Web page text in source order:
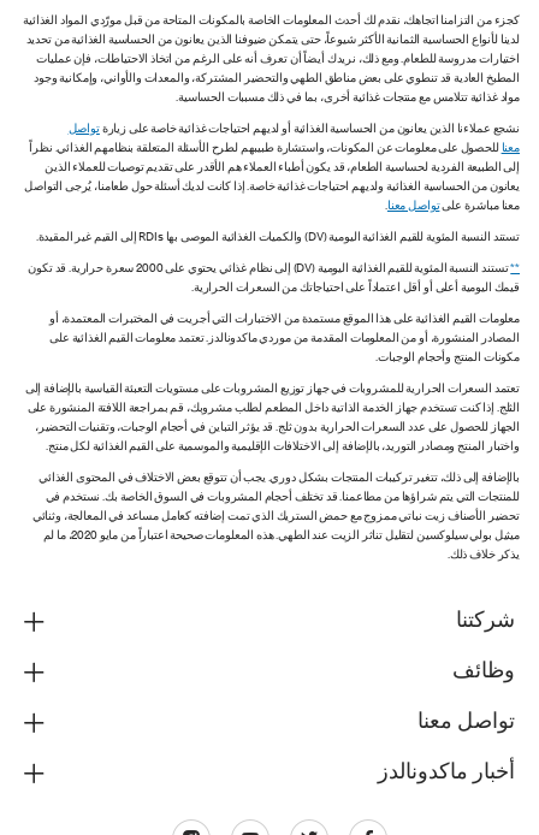
كجزء من التزامنا اتجاهك، نقدم لك أحدث المعلومات الخاصة بالمكونات المتاحة من قبل مورّدي المواد الغذائية
لدينا لأنواع الحساسية الثمانية الأكثر شيوعاً، حتى يتمكن ضيوفنا الذين يعانون من الحساسية الغذائية من تحديد
اختيارات مدروسة للطعام. ومع ذلك، نريدك أيضاً أن تعرف أنه على الرغم من اتخاذ الاحتياطات، فإن عمليات
المطبخ العادية قد تنطوي على بعض مناطق الطهي والتحضير المشتركة، والمعدات والأواني، وإمكانية وجود
مواد غذائية تتلامس مع منتجات غذائية أخرى، بما في ذلك مسببات الحساسية.
نشجع عملاءنا الذين يعانون من الحساسية الغذائية أو لديهم احتياجات غذائية خاصة على زيارةتواصل
معنا للحصول على معلومات عن المكونات، واستشارة طبيبهم لطرح الأسئلة المتعلقة بنظامهم الغذائي. نظراً
إلى الطبيعة الفردية لحساسية الطعام، قد يكون أطباء العملاء هم الأقدر على تقديم توصيات للعملاء الذين
يعانون من الحساسية الغذائية ولديهم احتياجات غذائية خاصة. إذا كانت لديك أسئلة حول طعامنا، يُرجى التواصل
معنا مباشرة علىتواصل معنا.
تستند النسبة المئوية للقيم الغذائية اليومية (DV) والكميات الغذائية الموصى بها RDIs إلى القيم غير المقيدة.
**
تستند النسبة المئوية للقيم الغذائية اليومية (DV) إلى نظام غذائي يحتوي على 2000 سعرة حرارية. قد تكون
قيمك اليومية أعلى أو أقل اعتماداً على احتياجاتك من السعرات الحرارية.
معلومات القيم الغذائية على هذا الموقع مستمدة من الاختبارات التي أجريت في المختبرات المعتمدة، أو
المصادر المنشورة، أو من المعلومات المقدمة من موردي ماكدونالدز. تعتمد معلومات القيم الغذائية على
مكونات المنتج وأحجام الوجبات.
تعتمد السعرات الحرارية للمشروبات في جهاز توزيع المشروبات على مستويات التعبئة القياسية بالإضافة إلى
الثلج. إذا كنت تستخدم جهاز الخدمة الذاتية داخل المطعم لطلب مشروبك، قم بمراجعة اللافتة المنشورة على
الجهاز للحصول على عدد السعرات الحرارية بدون ثلج. قد يؤثر التباين في أحجام الوجبات، وتقنيات التحضير،
واختبار المنتج ومصادر التوريد، بالإضافة إلى الاختلافات الإقليمية والموسمية على القيم الغذائية لكل منتج.
بالإضافة إلى ذلك، تتغير تركيبات المنتجات بشكل دوري. يجب أن تتوقع بعض الاختلاف في المحتوى الغذائي
للمنتجات التي يتم شراؤها من مطاعمنا. قد تختلف أحجام المشروبات في السوق الخاصة بك. نستخدم في
تحضير الأصناف زيت نباتي ممزوج مع حمض الستريك الذي تمت إضافته كعامل مساعد في المعالجة، وثنائي
ميثيل بولي سيلوكسين لتقليل تناثر الزيت عند الطهي. هذه المعلومات صحيحة اعتباراً من مايو 2020، ما لم
يذكر خلاف ذلك.
شركتنا
وظائف
تواصل معنا
أخبار ماكدونالدز